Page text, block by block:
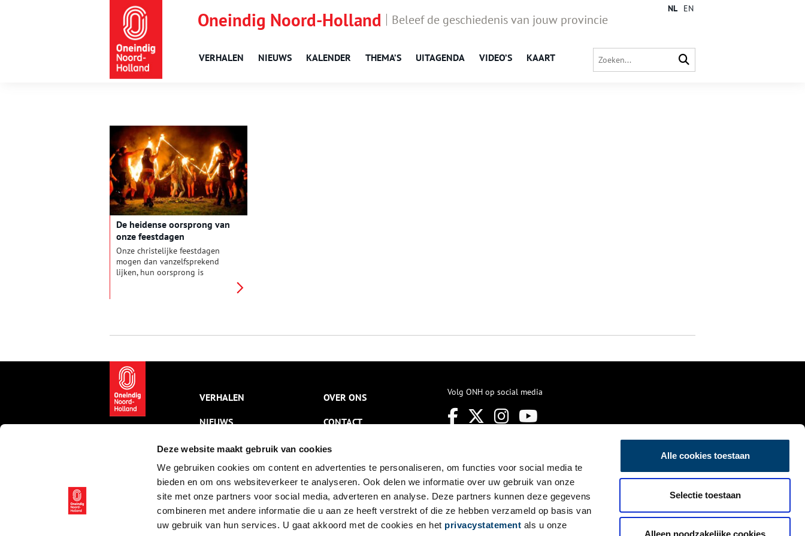
Deze website maakt gebruik van cookies
We gebruiken cookies om content en advertenties te personaliseren, om functies voor social media te
bieden en om ons websiteverkeer te analyseren. Ook delen we informatie over uw gebruik van onze
site met onze partners voor social media, adverteren en analyse. Deze partners kunnen deze gegevens
combineren met andere informatie die u aan ze heeft verstrekt of die ze hebben verzameld op basis van
uw gebruik van hun services. U gaat akkoord met de cookies en het privacystatement als u onze
Alle cookies toestaan
Selectie toestaan
Alleen noodzakelijke cookies
Oneindig Noord-Holland Beleef de geschiedenis van jouw provincie
VERHALEN NIEUWS KALENDER THEMA’S UITAGENDA VIDEO’S KAART
NL EN
De heidense oorsprong van
onze feestdagen
Onze christelijke feestdagen
mogen dan vanzelfsprekend
lijken, hun oorsprong is
ontstaan uit heidense
bestaande feesten een
christelijk tintje te geven.
VERHALEN
NIEUWS
KALENDER
THEMA’S
ACTIVITEITEN
VIDEO’S
OVER ONS
CONTACT
NIEUWSBRIEF
DISCLAIMER
PRIVACY
TOEGANKELIJKHEID
Volg ONH op social media